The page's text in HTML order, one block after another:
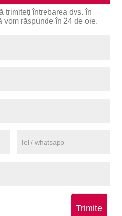
trimiteți întrebarea dvs. în
vom răspunde în 24 de ore.
Trimite